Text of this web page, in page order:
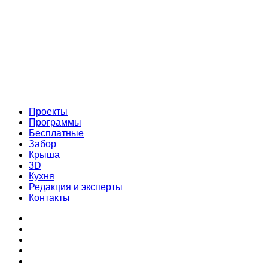
Проекты
Программы
Бесплатные
Забор
Крыша
3D
Кухня
Редакция и эксперты
Контакты